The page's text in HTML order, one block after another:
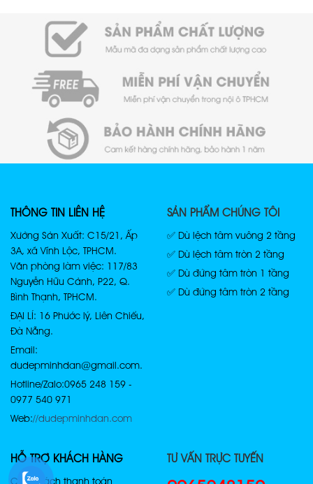
THÔNG TIN LIÊN HỆ
Xưởng Sản Xuất: C15/21, Ấp
3A, xã Vĩnh Lộc, TPHCM.
Văn phòng làm việc: 117/83
Nguyễn Hữu Cảnh, P22, Q.
Bình Thạnh, TPHCM.
ĐẠI LÍ: 16 Phước lý, Liên Chiểu,
Đà Nẵng.
Email:
dudepminhdan@gmail.com.
Hotline/Zalo: 0965 248 159 -
0977 540 971
Web://dudepminhdan.com
SẢN PHẨM CHÚNG TÔI
✅ Dù lệch tâm vuông 2 tầng
✅ Dù lệch tâm tròn 2 tầng
✅ Dù đứng tâm tròn 1 tầng
✅ Dù đứng tâm tròn 2 tầng
HỖ TRỢ KHÁCH HÀNG
Chính sách thanh toán
TƯ VẤN TRỰC TUYẾN